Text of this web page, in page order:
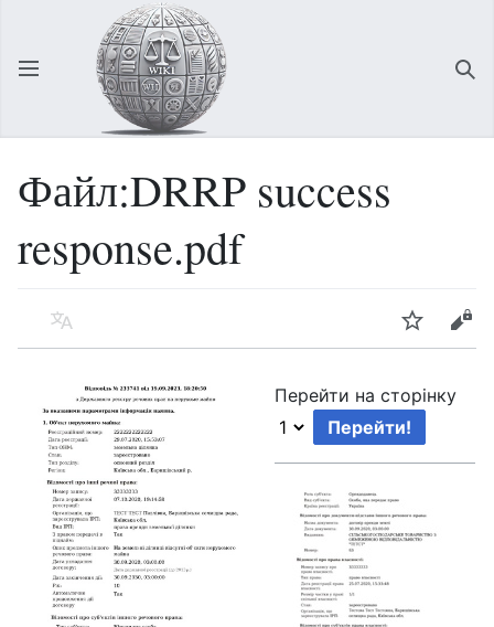
Відкрити головне меню
Файл:DRRP success
response.pdf
Мова Спостерігати Редагувати
Перейти на сторінку